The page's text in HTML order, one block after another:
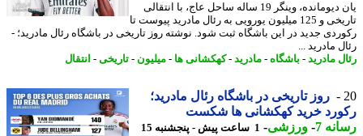
یان دیومانده، وینگر 19 ساله ساحل عاج، با انتقالی
تاریخی و 125 میلیون یورویی به رئال مادرید پیوست تا
جدید در این باشگاه ثبت شود. نوشته روز تاریخی در باشگاه رئال مادرید؛ -
مادرید ...
مادرید- باشگاه-مادرید- کهکشانی ها- میلیون-تاریخی -انتقال
روز تاریخی در باشگاه رئال مادرید؛
خرید کهکشانی ها شکست
7
-ورزشی-
1 ساعت پیش - پنجشنبه 15